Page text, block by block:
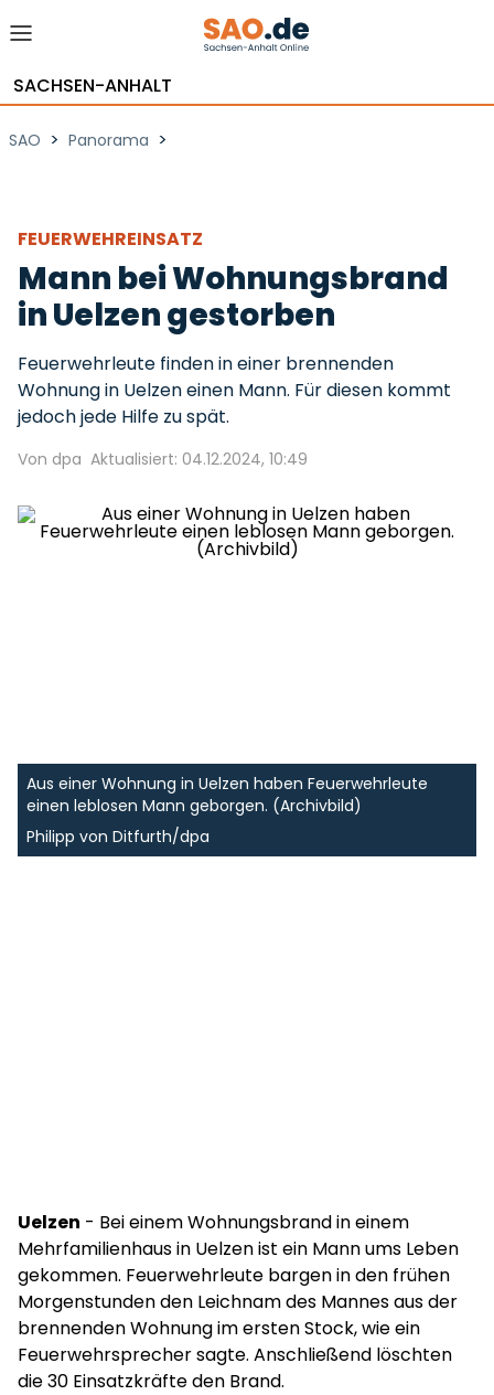
SACHSEN-ANHALT
SAO > Panorama >
FEUERWEHREINSATZ
Mann bei Wohnungsbrand
in Uelzen gestorben
Feuerwehrleute finden in einer brennenden
Wohnung in Uelzen einen Mann. Für diesen kommt
jedoch jede Hilfe zu spät.
Von dpa Aktualisiert: 04.12.2024, 10:49
Aus einer Wohnung in Uelzen haben Feuerwehrleute
einen leblosen Mann geborgen. (Archivbild)
Philipp von Ditfurth/dpa
Uelzen - Bei einem Wohnungsbrand in einem
Mehrfamilienhaus in Uelzen ist ein Mann ums Leben
gekommen. Feuerwehrleute bargen in den frühen
Morgenstunden den Leichnam des Mannes aus der
brennenden Wohnung im ersten Stock, wie ein
Feuerwehrsprecher sagte. Anschließend löschten
die 30 Einsatzkräfte den Brand.